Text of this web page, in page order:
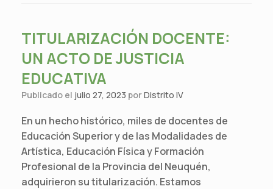
TITULARIZACIÓN DOCENTE:
UN ACTO DE JUSTICIA
EDUCATIVA
Publicado el julio 27, 2023 porDistrito IV
En un hecho histórico, miles de docentes de
Educación Superior y de las Modalidades de
Artística, Educación Física y Formación
Profesional de la Provincia del Neuquén,
adquirieron su titularización. Estamos